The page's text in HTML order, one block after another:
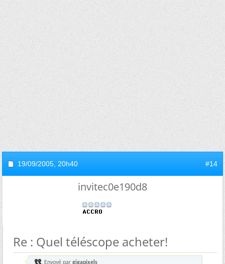
19/09/2005, 20h40 #14
invitec0e190d8
Re : Quel téléscope acheter!
Envoyé par gigapixels